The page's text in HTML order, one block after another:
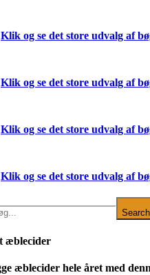
Klik og se det store udvalg af
Klik og se det store udvalg af
Klik og se det store udvalg af
Klik og se det store udvalg af
æblecider
æblecider hele året med